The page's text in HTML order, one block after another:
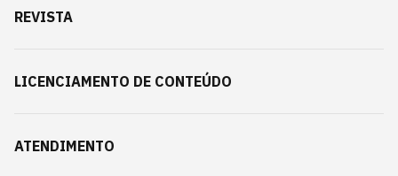
REVISTA
LICENCIAMENTO DE CONTEÚDO
ATENDIMENTO